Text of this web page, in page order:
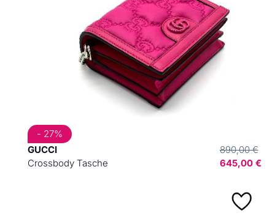
GUCCI
Crossbody Tasche
890,00 €
645,00 €
- 27%